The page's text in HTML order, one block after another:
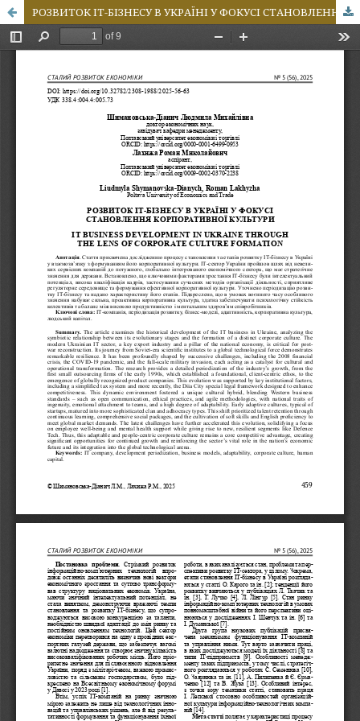
РОЗВИТОК ІТ-БІЗНЕСУ В УКРАЇНІ У ФОКУСІ СТАНОВЛЕННЯ КОРПОРАТИВНОЇ КУЛЬТУРИ